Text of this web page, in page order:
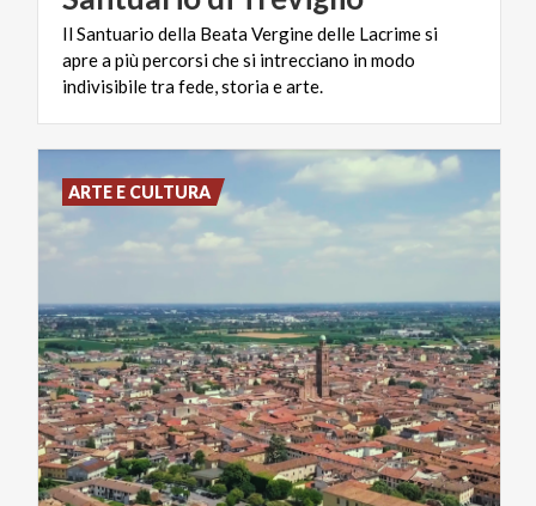
Il Santuario della Beata Vergine delle Lacrime si
apre a più percorsi che si intrecciano in modo
indivisibile tra fede, storia e arte.
ARTE E CULTURA